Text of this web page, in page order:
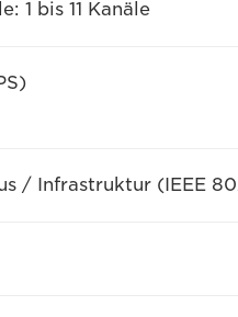
1 bis 11 Kanäle
/ Infrastruktur (IEEE